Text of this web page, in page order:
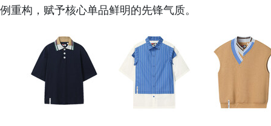
例重构，赋予核心单品鲜明的先锋气质。